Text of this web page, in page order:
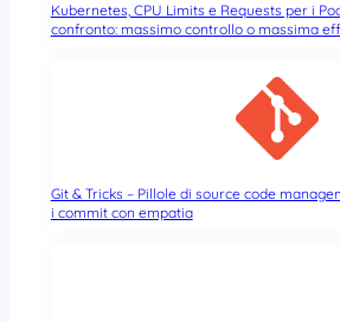
Kubernetes, CPU Limits e Requests per i
confronto: massimo controllo o massima
Git & Tricks – Pillole di source code
i commit con empatia